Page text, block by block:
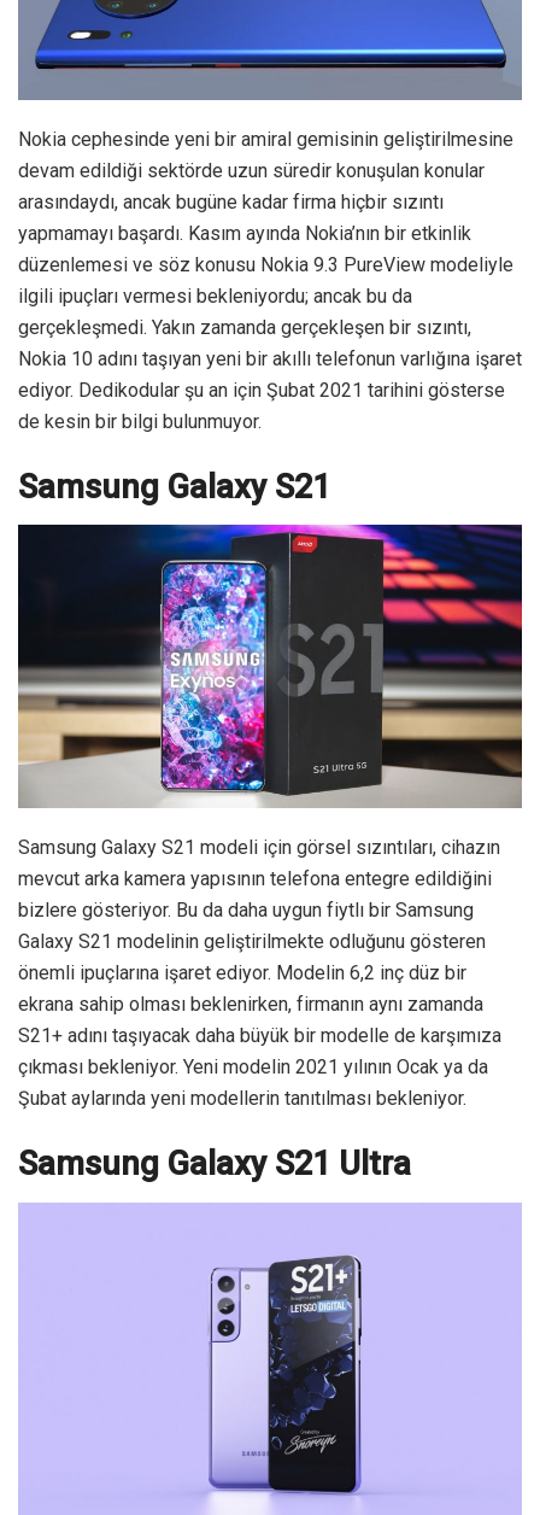
Nokia cephesinde yeni bir amiral gemisinin geliştirilmesine
devam edildiği sektörde uzun süredir konuşulan konular
arasındaydı, ancak bugüne kadar firma hiçbir sızıntı
yapmamayı başardı. Kasım ayında Nokia’nın bir etkinlik
düzenlemesi ve söz konusu Nokia 9.3 PureView modeliyle
ilgili ipuçları vermesi bekleniyordu; ancak bu da
gerçekleşmedi. Yakın zamanda gerçekleşen bir sızıntı,
Nokia 10 adını taşıyan yeni bir akıllı telefonun varlığına işaret
ediyor. Dedikodular şu an için Şubat 2021 tarihini gösterse
de kesin bir bilgi bulunmuyor.
Samsung Galaxy S21
Samsung Galaxy S21 modeli için görsel sızıntıları, cihazın
mevcut arka kamera yapısının telefona entegre edildiğini
bizlere gösteriyor. Bu da daha uygun fiytlı bir Samsung
Galaxy S21 modelinin geliştirilmekte odluğunu gösteren
önemli ipuçlarına işaret ediyor. Modelin 6,2 inç düz bir
ekrana sahip olması beklenirken, firmanın aynı zamanda
S21+ adını taşıyacak daha büyük bir modelle de karşımıza
çıkması bekleniyor. Yeni modelin 2021 yılının Ocak ya da
Şubat aylarında yeni modellerin tanıtılması bekleniyor.
Samsung Galaxy S21 Ultra